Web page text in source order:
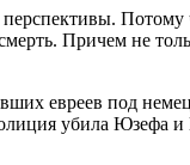
Причем не
евреев под
убила Юзефа